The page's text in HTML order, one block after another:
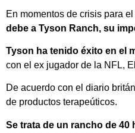
En momentos de crisis para
debe a Tyson Ranch, su
Tyson ha tenido éxito en el
con el ex jugador de la NFL,
De acuerdo con el diario
de productos terapeúticos.
Se trata de un rancho de